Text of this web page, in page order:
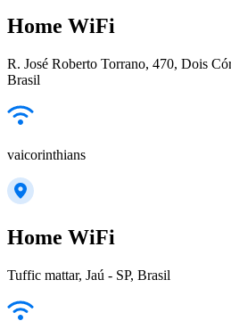
Home WiFi
R. José Roberto Torrano, 470, Dois
Brasil
vaicorinthians
Home WiFi
Tuffic mattar, Jaú - SP, Brasil